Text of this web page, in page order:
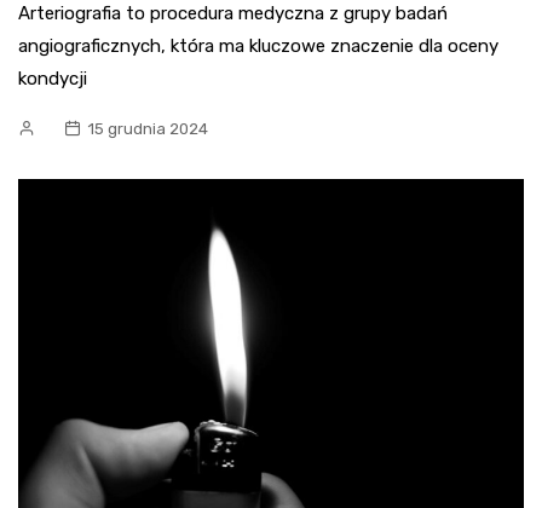
Arteriografia to procedura medyczna z grupy badań
angiograficznych, która ma kluczowe znaczenie dla oceny
kondycji
15 grudnia 2024